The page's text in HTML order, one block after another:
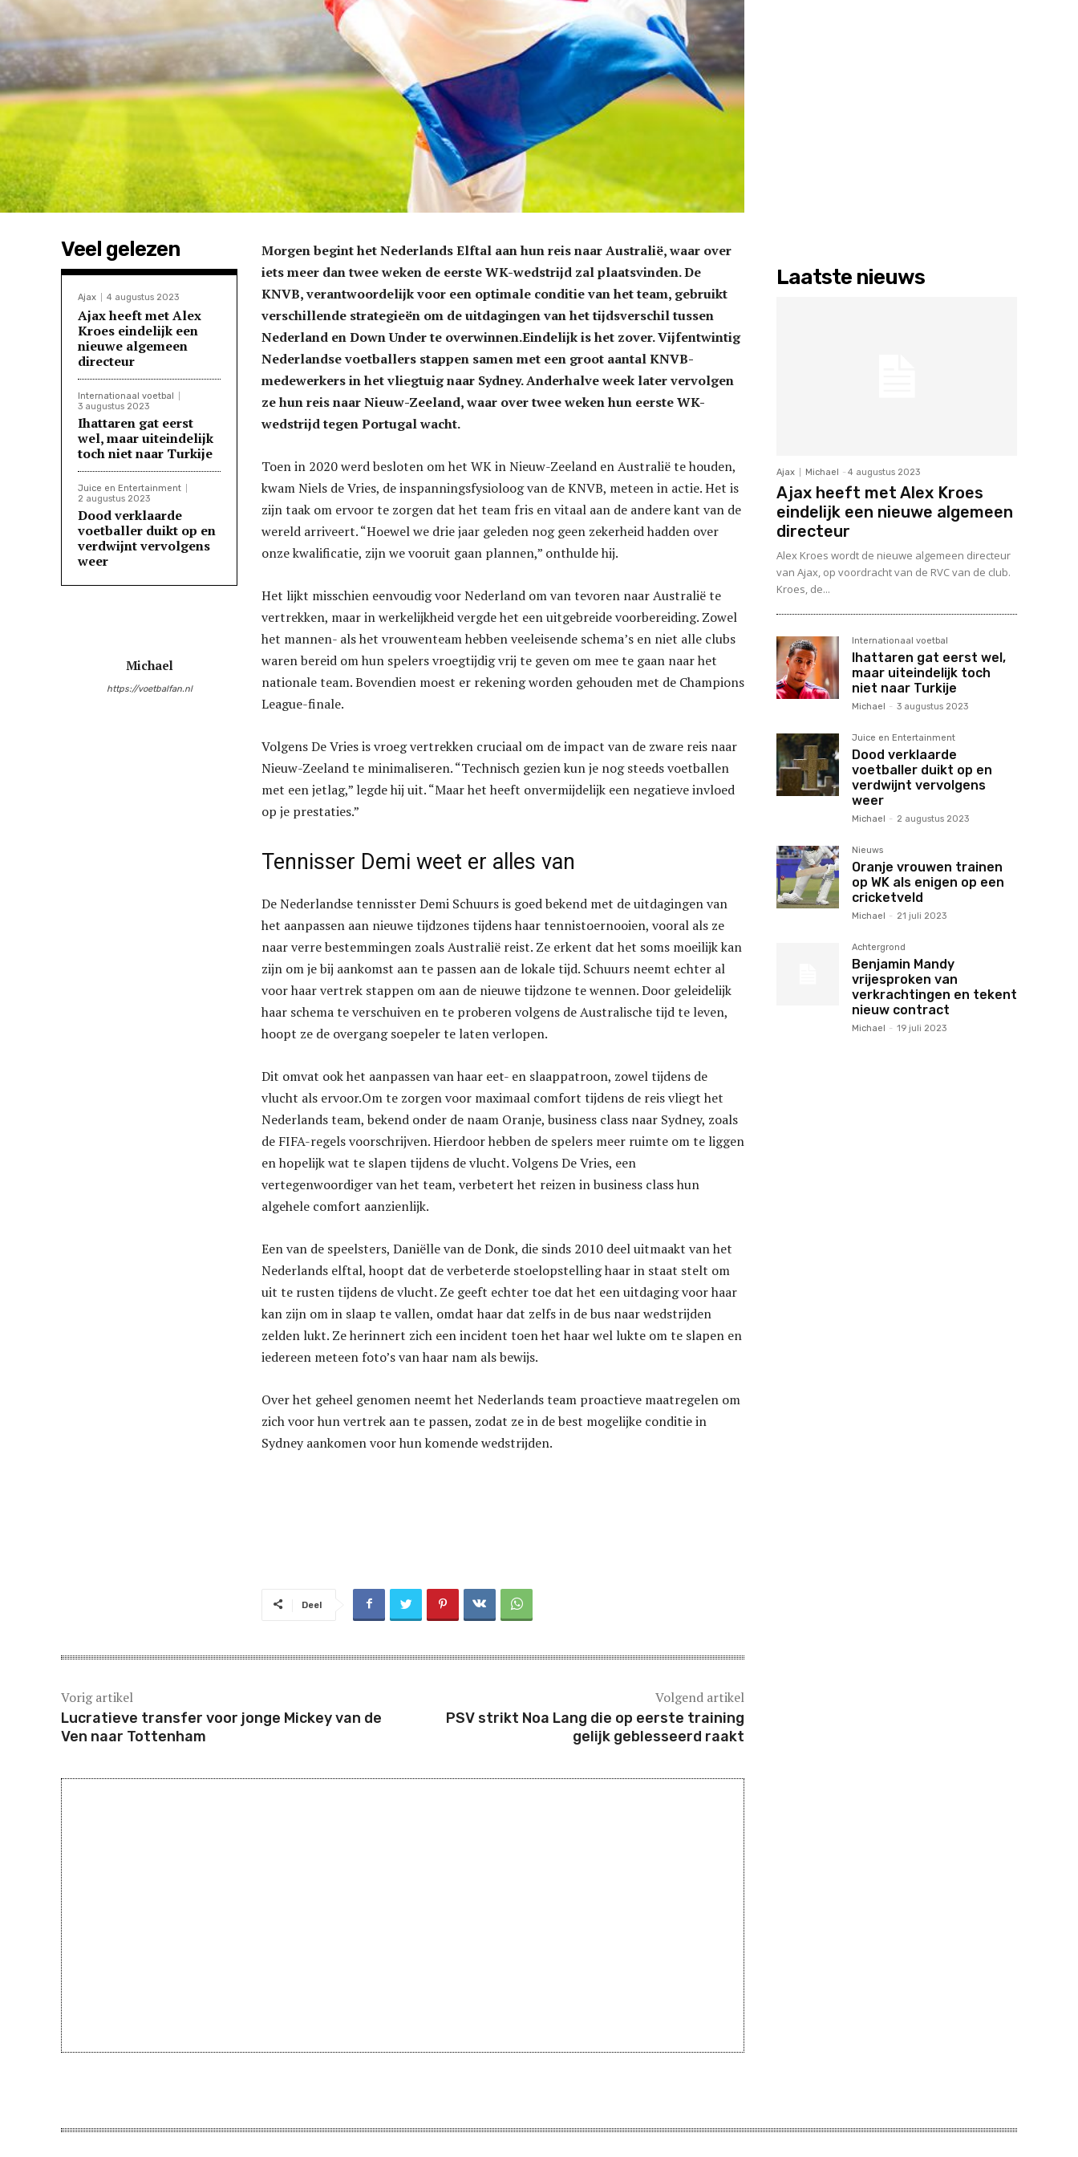
Veel gelezen
Ajax 4 augustus 2023
Ajax heeft met Alex
Kroes eindelijk een
nieuwe algemeen
directeur
Internationaal voetbal
3 augustus 2023
Ihattaren gat eerst
wel, maar uiteindelijk
toch niet naar Turkije
Juice en Entertainment
2 augustus 2023
Dood verklaarde
voetballer duikt op en
verdwijnt vervolgens
weer
Michael
https://voetbalfan.nl
Morgen begint het Nederlands Elftal aan hun reis naar Australië, waar over
iets meer dan twee weken de eerste WK-wedstrijd zal plaatsvinden. De
KNVB, verantwoordelijk voor een optimale conditie van het team, gebruikt
verschillende strategieën om de uitdagingen van het tijdsverschil tussen
Nederland en Down Under te overwinnen.Eindelijk is het zover. Vijfentwintig
Nederlandse voetballers stappen samen met een groot aantal KNVB-
medewerkers in het vliegtuig naar Sydney. Anderhalve week later vervolgen
ze hun reis naar Nieuw-Zeeland, waar over twee weken hun eerste WK-
wedstrijd tegen Portugal wacht.
Toen in 2020 werd besloten om het WK in Nieuw-Zeeland en Australië te houden,
kwam Niels de Vries, de inspanningsfysioloog van de KNVB, meteen in actie. Het is
zijn taak om ervoor te zorgen dat het team fris en vitaal aan de andere kant van de
wereld arriveert. “Hoewel we drie jaar geleden nog geen zekerheid hadden over
onze kwalificatie, zijn we vooruit gaan plannen,” onthulde hij.
Het lijkt misschien eenvoudig voor Nederland om van tevoren naar Australië te
vertrekken, maar in werkelijkheid vergde het een uitgebreide voorbereiding. Zowel
het mannen- als het vrouwenteam hebben veeleisende schema’s en niet alle clubs
waren bereid om hun spelers vroegtijdig vrij te geven om mee te gaan naar het
nationale team. Bovendien moest er rekening worden gehouden met de Champions
League-finale.
Volgens De Vries is vroeg vertrekken cruciaal om de impact van de zware reis naar
Nieuw-Zeeland te minimaliseren. “Technisch gezien kun je nog steeds voetballen
met een jetlag,” legde hij uit. “Maar het heeft onvermijdelijk een negatieve invloed
op je prestaties.”
Tennisser Demi weet er alles van
De Nederlandse tennisster Demi Schuurs is goed bekend met de uitdagingen van
het aanpassen aan nieuwe tijdzones tijdens haar tennistoernooien, vooral als ze
naar verre bestemmingen zoals Australië reist. Ze erkent dat het soms moeilijk kan
zijn om je bij aankomst aan te passen aan de lokale tijd. Schuurs neemt echter al
voor haar vertrek stappen om aan de nieuwe tijdzone te wennen. Door geleidelijk
haar schema te verschuiven en te proberen volgens de Australische tijd te leven,
hoopt ze de overgang soepeler te laten verlopen.
Dit omvat ook het aanpassen van haar eet- en slaappatroon, zowel tijdens de
vlucht als ervoor.Om te zorgen voor maximaal comfort tijdens de reis vliegt het
Nederlands team, bekend onder de naam Oranje, business class naar Sydney, zoals
de FIFA-regels voorschrijven. Hierdoor hebben de spelers meer ruimte om te liggen
en hopelijk wat te slapen tijdens de vlucht. Volgens De Vries, een
vertegenwoordiger van het team, verbetert het reizen in business class hun
algehele comfort aanzienlijk.
Een van de speelsters, Daniëlle van de Donk, die sinds 2010 deel uitmaakt van het
Nederlands elftal, hoopt dat de verbeterde stoelopstelling haar in staat stelt om
uit te rusten tijdens de vlucht. Ze geeft echter toe dat het een uitdaging voor haar
kan zijn om in slaap te vallen, omdat haar dat zelfs in de bus naar wedstrijden
zelden lukt. Ze herinnert zich een incident toen het haar wel lukte om te slapen en
iedereen meteen foto’s van haar nam als bewijs.
Over het geheel genomen neemt het Nederlands team proactieve maatregelen om
zich voor hun vertrek aan te passen, zodat ze in de best mogelijke conditie in
Sydney aankomen voor hun komende wedstrijden.
Deel
Vorig artikel
Lucratieve transfer voor jonge Mickey van de
Ven naar Tottenham
Volgend artikel
PSV strikt Noa Lang die op eerste training
gelijk geblesseerd raakt
Laatste nieuws
Ajax Michael - 4 augustus 2023
Ajax heeft met Alex Kroes
eindelijk een nieuwe algemeen
directeur
Alex Kroes wordt de nieuwe algemeen directeur
van Ajax, op voordracht van de RVC van de club.
Kroes, de...
Internationaal voetbal
Ihattaren gat eerst wel,
maar uiteindelijk toch
niet naar Turkije
Michael - 3 augustus 2023
Juice en Entertainment
Dood verklaarde
voetballer duikt op en
verdwijnt vervolgens
weer
Michael - 2 augustus 2023
Nieuws
Oranje vrouwen trainen
op WK als enigen op een
cricketveld
Michael - 21 juli 2023
Achtergrond
Benjamin Mandy
vrijesproken van
verkrachtingen en tekent
nieuw contract
Michael - 19 juli 2023